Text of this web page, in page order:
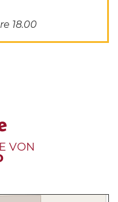
18.00
VON